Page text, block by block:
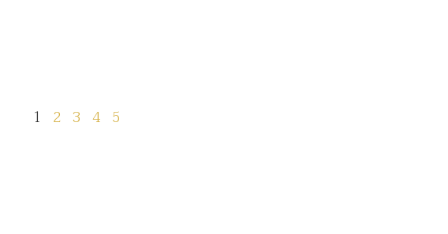
1 2 3 4 5